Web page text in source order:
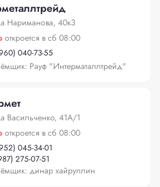
Нариманова, 40к3
откроется в сб 08:00
040-73-55
Рауф "Интерматаллтрейд"
Васильченко, 41А/1
откроется в сб 08:00
045-34-01
275-07-51
динар хайруллин